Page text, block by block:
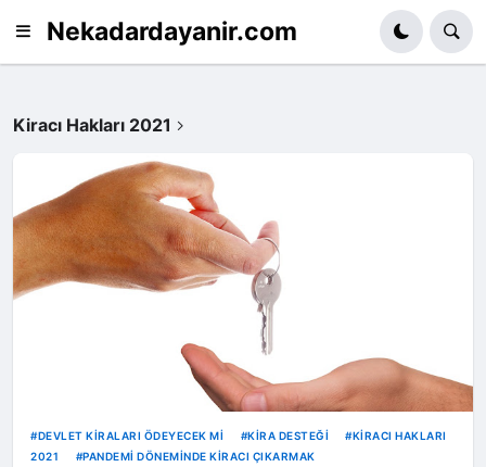
Nekadardayanir.com
Kiracı Hakları 2021
DEVLET KIRALARI ÖDEYECEK MI KIRA DESTEĞI
KIRACI HAKLARI
2021
PANDEMI DÖNEMINDE KIRACI ÇIKARMAK